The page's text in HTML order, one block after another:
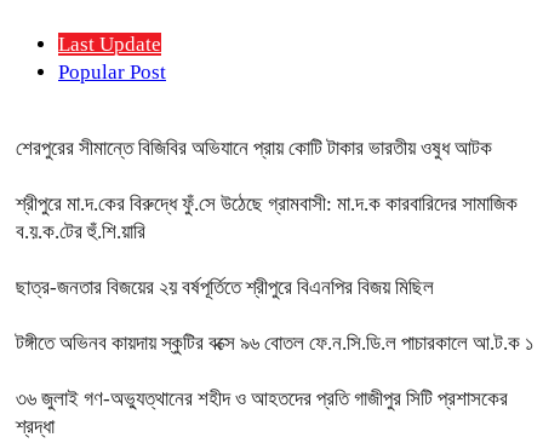
Last Update
Popular Post
শেরপুরের সীমান্তে বিজিবির অভিযানে প্রায় কোটি টাকার ভারতীয় ওষুধ আটক
শ্রীপুরে মা.দ.কের বিরুদ্ধে ফুঁ.সে উঠেছে গ্রামবাসী: মা.দ.ক কারবারিদের সামাজিক
ব.য়.ক.টের হুঁ.শি.য়ারি
ছাত্র-জনতার বিজয়ের ২য় বর্ষপূর্তিতে শ্রীপুরে বিএনপির বিজয় মিছিল
টঙ্গীতে অভিনব কায়দায় স্কুটির বক্সে ৯৬ বোতল ফে.ন.সি.ডি.ল পাচারকালে আ.ট.ক ১
৩৬ জুলাই গণ-অভ্যুত্থানের শহীদ ও আহতদের প্রতি গাজীপুর সিটি প্রশাসকের
শ্রদ্ধা